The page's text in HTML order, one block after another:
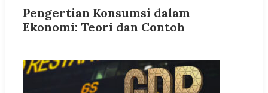
Pengertian Konsumsi dalam
Ekonomi: Teori dan Contoh